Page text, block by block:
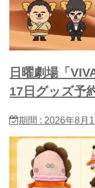
日曜劇場「
17日グッズ予
期間 : 2026年8月